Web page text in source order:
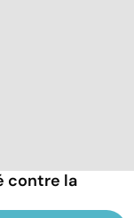
contre la